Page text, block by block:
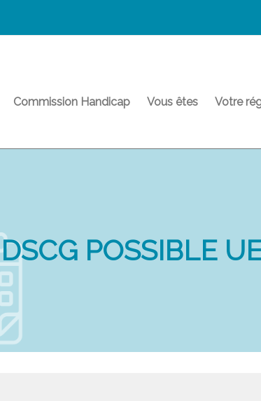
Commission Handicap Vous êtes Votre
DSCG POSSIBLE